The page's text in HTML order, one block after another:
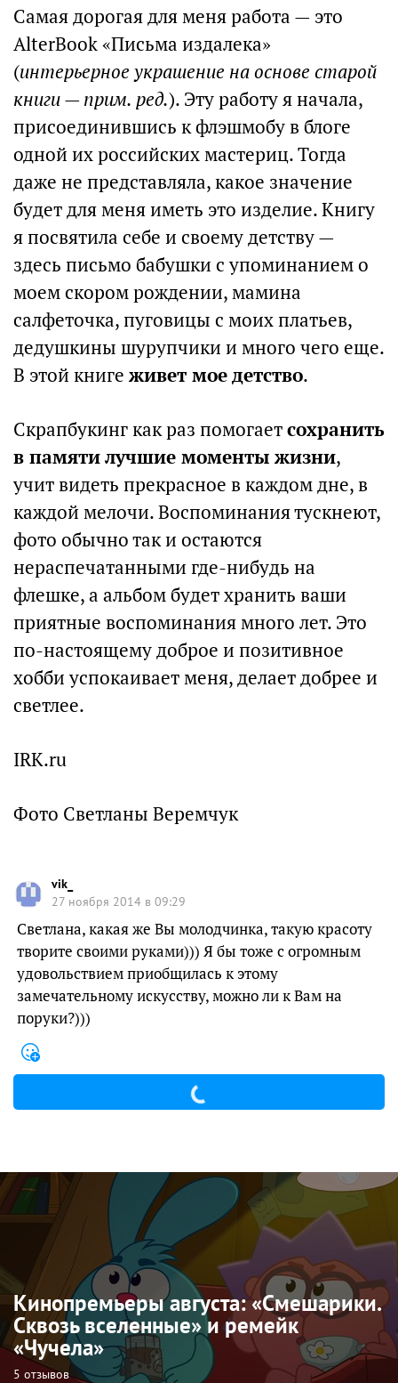
Самая дорогая для меня работа — это
AlterBook «Письма издалека»
(интерьерное украшение на основе старой
книги — прим. ред.). Эту работу я начала,
присоединившись к флэшмобу в блоге
одной их российских мастериц. Тогда
даже не представляла, какое значение
будет для меня иметь это изделие. Книгу
я посвятила себе и своему детству —
здесь письмо бабушки с упоминанием о
моем скором рождении, мамина
салфеточка, пуговицы с моих платьев,
дедушкины шурупчики и много чего еще.
В этой книге живет мое детство.
Скрапбукинг как раз помогаетсохранить
в памяти лучшие моменты жизни,
учит видеть прекрасное в каждом дне, в
каждой мелочи. Воспоминания тускнеют,
фото обычно так и остаются
нераспечатанными где-нибудь на
флешке, а альбом будет хранить ваши
приятные воспоминания много лет. Это
по-настоящему доброе и позитивное
хобби успокаивает меня, делает добрее и
светлее.
IRK.ru
Фото Светланы Веремчук
vik_
27 ноября 2014 в 09:29
Светлана, какая же Вы молодчинка, такую красоту
творите своими руками))) Я бы тоже с огромным
удовольствием приобщилась к этому
замечательному искусству, можно ли к Вам на
поруки?)))
Кинопремьеры августа: «Смешарики.
Сквозь вселенные» и ремейк
«Чучела»
5 отзывов